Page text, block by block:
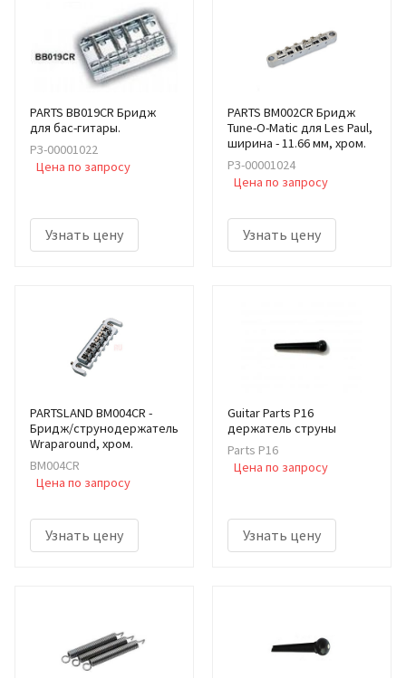
PARTS BB019CR Бридж
для бас-гитары.
РЗ-00001022
Цена по запросу
Узнать цену
PARTS BM002CR Бридж
Tune-O-Matic для Les Paul,
ширина - 11.66 мм, хром.
РЗ-00001024
Цена по запросу
Узнать цену
PARTSLAND BM004CR -
Бридж/струнодержатель
Wraparound, хром.
BM004CR
Цена по запросу
Узнать цену
Guitar Parts P16
держатель струны
Parts P16
Цена по запросу
Узнать цену